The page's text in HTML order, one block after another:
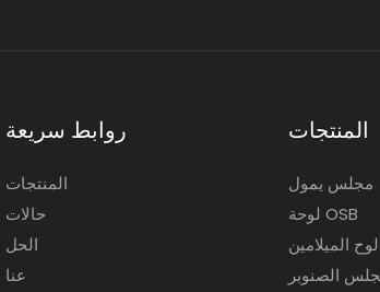
روابط سريعة
المنتجات
حالات
الحل
عنا
المنتجات
مجلس يمول
لوحة OSB
لوح الميلامين
الصنوبر